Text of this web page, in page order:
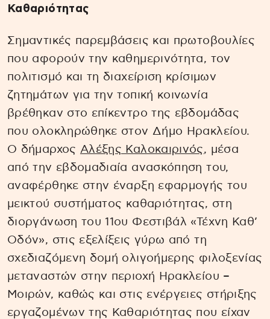
Καθαριότητας
Σημαντικές παρεμβάσεις και πρωτοβουλίες
που αφορούν την καθημερινότητα, τον
πολιτισμό και τη διαχείριση κρίσιμων
ζητημάτων για την τοπική κοινωνία
βρέθηκαν στο επίκεντρο της εβδομάδας
που ολοκληρώθηκε στον Δήμο Ηρακλείου.
Ο δήμαρχος Αλέξης Καλοκαιρινός, μέσα
από την εβδομαδιαία ανασκόπηση του,
αναφέρθηκε στην έναρξη εφαρμογής του
μεικτού συστήματος καθαριότητας, στη
διοργάνωση του 11ου Φεστιβάλ «Τέχνη Καθ’
Οδόν», στις εξελίξεις γύρω από τη
σχεδιαζόμενη δομή ολιγοήμερης φιλοξενίας
μεταναστών στην περιοχή Ηρακλείου –
Μοιρών, καθώς και στις ενέργειες στήριξης
εργαζομένων της Καθαριότητας που είχαν